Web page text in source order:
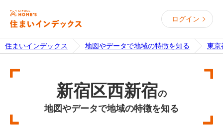
ログイン
住まいインデックス 地図やデータで地域の特徴を知る 東京
新宿区西新宿の
地図やデータで地域の特徴を知る